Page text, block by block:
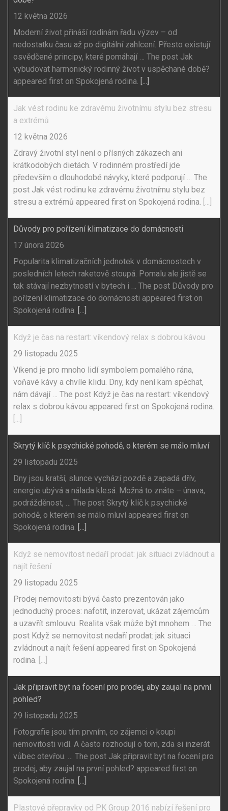
12 května 2026
Moderní život přináší rodinám řadu výzev – od
nedostatku času až po digitální zahlcení. Přesto existují
osvědčené principy, které pomáhají … The post Jak
vybudovat harmonický rodinný život v uspěchané době?
appeared first on Spokojená rodina. [...]
Jak vést rodinu ke zdravému životnímu stylu bez stresu
a extrémů
12 května 2026
Zdravý životní styl není o přísných zákazech ani
krátkodobých dietách. V rodinném prostředí jde
především o dlouhodobé návyky, které podporují … The
post Jak vést rodinu ke zdravému životnímu stylu bez
stresu a extrémů appeared first on Spokojená rodina.
Důvody pro pořízení klimatizace do domácnosti
17 února 2026
Popularita klimatizačních jednotek v domácnostech v
posledních letech raketově stoupá. Pomalu ale jistě se
tak stávají nezbytností v bytech i … The post Důvody pro
pořízení klimatizace do domácnosti appeared first on
Spokojená rodina. [...]
Když je čas na restart: víkendový relax s dobrou kávou
29 listopadu 2025
Víkend je pro mnoho lidí symbolem pomalého rána,
voňavé kávy a chvíle klidu. Dny, kdy není kam spěchat,
nám dávají … The post Když je čas na restart: víkendový
relax s dobrou kávou appeared first on Spokojená rodina.
Skrytý klíč k psychické pohodě, o kterém se málo mluví
29 listopadu 2025
Dny jsou kratší, slunce vychází pozdě a zapadá dřív,
energie ubývá a nálada klesá. Možná to znáte – únava,
podrážděnost, … The post Skrytý klíč k psychické
pohodě, o kterém se málo mluví appeared first on
Spokojená rodina. [...]
Když se nemovitost nedaří prodat: jak situaci zvládnout a
najít řešení
29 listopadu 2025
Prodej nemovitosti bývá často prezentován jako
jednoduchý proces: nafotit, inzerovat, ukázat zájemcům
a uzavřít smlouvu. Realita však může být mnohem … The
post Když se nemovitost nedaří prodat: jak situaci
zvládnout a najít řešení appeared first on Spokojená
rodina.
Jak připravit byt na focení pro prodej, aby zaujal na první
pohled?
29 listopadu 2025
Fotografie jsou tím prvním, co zájemci o koupi
nemovitosti vidí. A často rozhodují o tom, zda si inzerát
vůbec otevřou. … The post Jak připravit byt na focení pro
prodej, aby zaujal na první pohled? appeared first on
Spokojená rodina. [...]
Plastové přepravky od PK Group 2016 nabízí řešení pro